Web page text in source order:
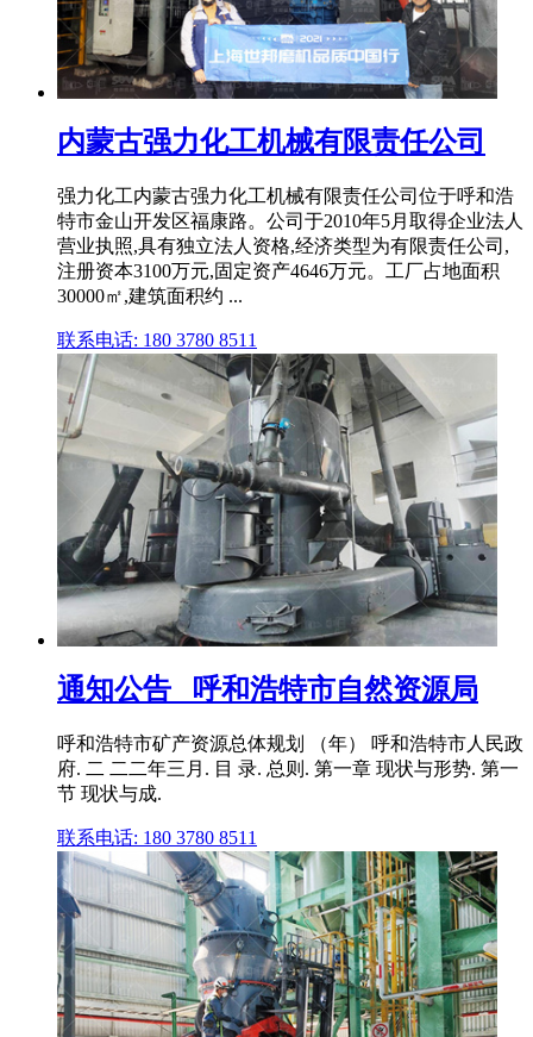
内蒙古强力化工机械有限责任公司
强力化工内蒙古强力化工机械有限责任公司位于呼和浩
特市金山开发区福康路。公司于2010年5月取得企业法人
营业执照,具有独立法人资格,经济类型为有限责任公司,
注册资本3100万元,固定资产4646万元。工厂占地面积
30000㎡,建筑面积约 ...
联系电话: 180 3780 8511
通知公告_ 呼和浩特市自然资源局
呼和浩特市矿产资源总体规划 （年） 呼和浩特市人民政
府. 二 二二年三月. 目 录. 总则. 第一章 现状与形势. 第一
节 现状与成.
联系电话: 180 3780 8511